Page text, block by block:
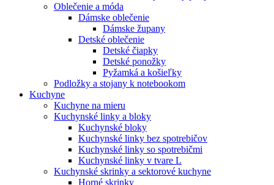
Oblečenie a móda
Dámske oblečenie
Dámske župany
Detské oblečenie
Detské čiapky
Detské ponožky
Pyžamká a košieľky
Podložky a stojany k notebookom
Kuchyne
Kuchyne na mieru
Kuchynské linky a bloky
Kuchynské bloky
Kuchynské linky bez spotrebičov
Kuchynské linky so spotrebičmi
Kuchynské linky v tvare L
Kuchynské skrinky a sektorové kuchyne
Horné skrinky